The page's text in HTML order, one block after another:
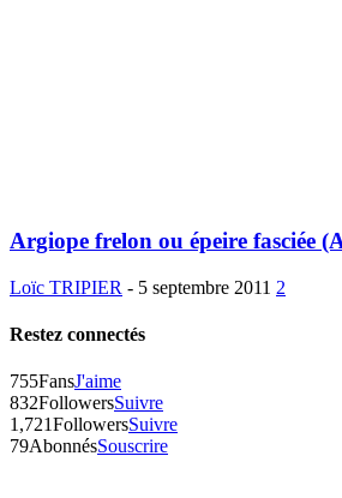
Argiope frelon ou épeire fasciée
Loïc TRIPIER - 5 septembre 2011 2
Restez connectés
755FansJ'aime
832FollowersSuivre
1,721FollowersSuivre
79AbonnésSouscrire